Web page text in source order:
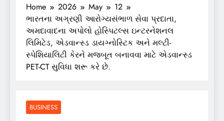
Home 2026 May
12
ભારતના અગ્રણી આરોગ્યસંભાળ સેવા પ્રદાતા,
અમદાવાદના અપોલો હોસ્પિટલ્સ ઇન્ટરનેશનલ
લિમિટેડ, એડવાન્સ્ડ ડાયગ્નોસ્ટિક અને મલ્ટી-
સ્પેશિયાલિટી કેરને મજબૂત બનાવવા માટે એડવાન્સ્ડ
PET-CT સુવિધા શરૂ કરે છે.
BUSINESS